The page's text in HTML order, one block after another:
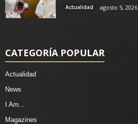
Actualidad agosto 5, 2026
CATEGORÍA POPULAR
Actualidad
News
I Am...
Magazines